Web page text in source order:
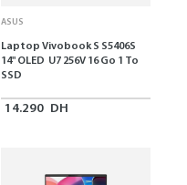
ASUS
Laptop Vivobook S S5406S
14" OLED U7 256V 16 Go 1 To
SSD
14.290 DH